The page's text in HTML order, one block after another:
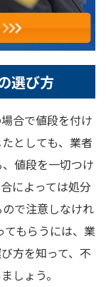
選び方
合で値段を付け
としても、業者
値段を一切つけ
によっては処分
で注意しなけれ
もらうには、業
方を知って、不
しょう。